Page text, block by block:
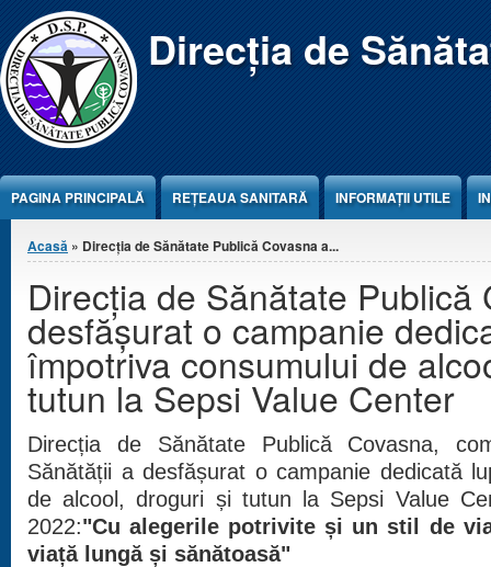
Jump to Content Direcția de
PAGINA PRINCIPALĂ REŢEAUA SANITARĂ INFORMAȚII UTILE
Eşti aici
Acasă » Direcția de Sănătate Publică Covasna a...
Direcția de Sănătate Publică
desfășurat o campanie
împotriva consumului de
tutun la Sepsi Value Center
Direcția de Sănătate Publică Covasna,
Sănătății a desfășurat o campanie dedicată
de alcool, droguri și tutun la Sepsi Value
2022:"Cu alegerile potrivite și un stil de
viață lungă și sănătoasă"